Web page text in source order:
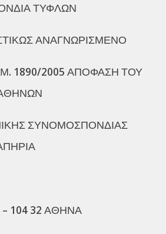
ΤΥΦΛΩΝ
ΑΝΑΓΝΩΡΙΣΜΕΝΟ
1890/2005 ΑΠΟΦΑΣΗ ΤΟΥ
ΣΥΝΟΜΟΣΠΟΝΔΙΑΣ
104 32 ΑΘΗΝΑ